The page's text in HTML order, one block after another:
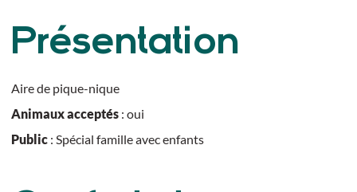
Présentation
Aire de pique-nique
Animaux acceptés: oui
Public: Spécial famille avec enfants